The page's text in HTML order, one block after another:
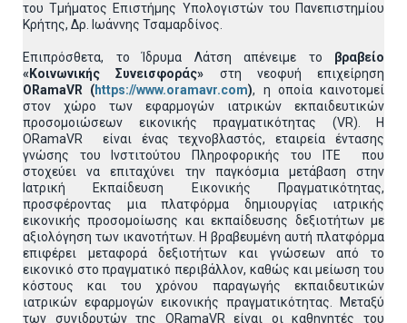
του Τμήματος Επιστήμης Υπολογιστών του Πανεπιστημίου
Κρήτης, Δρ. Ιωάννης Τσαμαρδίνος.
Επιπρόσθετα, το Ίδρυμα Λάτση απένειμε το βραβείο
«Κοινωνικής Συνεισφοράς» στη νεοφυή επιχείρηση
ORamaVR
(https://www.oramavr.com), η οποία καινοτομεί
στον χώρο των εφαρμογών ιατρικών εκπαιδευτικών
προσομοιώσεων εικονικής πραγματικότητας (VR). Η
ORamaVR είναι ένας τεχνοβλαστός, εταιρεία έντασης
γνώσης του Ινστιτούτου Πληροφορικής του ΙΤΕ που
στοχεύει να επιταχύνει την παγκόσμια μετάβαση στην
Ιατρική Εκπαίδευση Εικονικής Πραγματικότητας,
προσφέροντας μια πλατφόρμα δημιουργίας ιατρικής
εικονικής προσομοίωσης και εκπαίδευσης δεξιοτήτων με
αξιολόγηση των ικανοτήτων. Η βραβευμένη αυτή πλατφόρμα
επιφέρει μεταφορά δεξιοτήτων και γνώσεων από το
εικονικό στο πραγματικό περιβάλλον, καθώς και μείωση του
κόστους και του χρόνου παραγωγής εκπαιδευτικών
ιατρικών εφαρμογών εικονικής πραγματικότητας. Μεταξύ
των συνιδρυτών της ORamaVR είναι οι καθηγητές του